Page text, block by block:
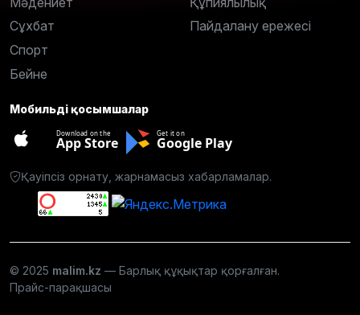
Сұхбат
Спорт
Бейне
Пайдалану ережесі
Мобильді қосымшалар
Download on the
App Store
Get it on
Google Play
Қауіпсіз орнату, жарнамасыз хабарламалар.
© 2025 malim.kz — Барлық құқықтар қорғалған.
Прайс-парақшасы